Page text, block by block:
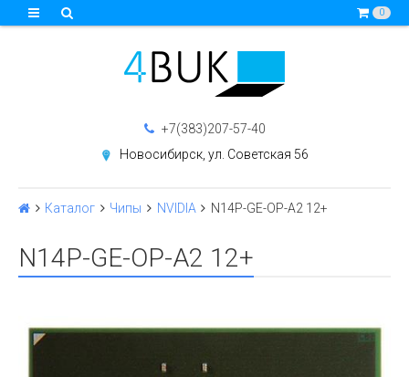
0
+7(383)207-57-40
Новосибирск, ул. Советская 56
Каталог Чипы NVIDIA N14P-GE-OP-A2 12+
N14P-GE-OP-A2 12+